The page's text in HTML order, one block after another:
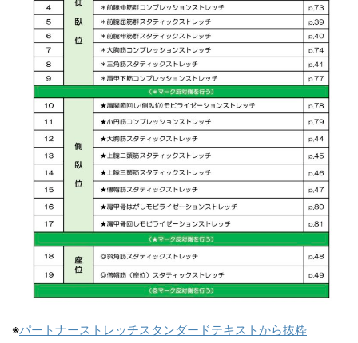
※パートナーストレッチスタンダードテキストから抜粋